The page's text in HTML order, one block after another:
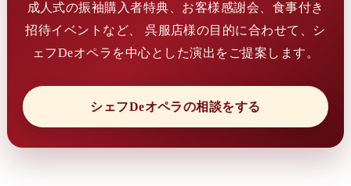
成人式の振袖購入者特典、お客様感謝会、食事付き
招待イベントなど、 呉服店様の目的に合わせて、シ
ェフDeオペラを中心とした演出をご提案します。
シェフDeオペラの相談をする